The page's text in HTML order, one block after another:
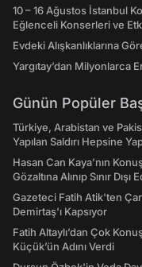
10 – 16 Ağustos İstanbul
Eğlenceli Konserleri ve
Evdeki Alışkanlıklarına
Yargıtay’dan Milyonlarca
Günün Popüler
Türkiye, Arabistan ve
Yapılan Saldırı Hepsine
Hasan Can Kaya’nın
Gözaltına Alınıp Sınır Dışı
Gazeteci Fatih Atik'ten
Demirtaş'ı Kapsıyor
Fatih Altaylı’dan Çok
Küçük’ün Adını Verdi